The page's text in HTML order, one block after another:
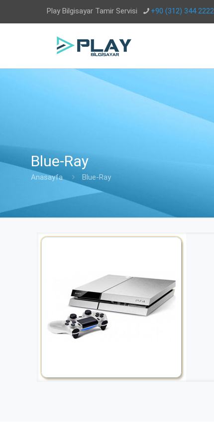
Play Bilgisayar Tamir Servisi +90 (312) 344 2222
Blue-Ray
Anasayfa Blue-Ray